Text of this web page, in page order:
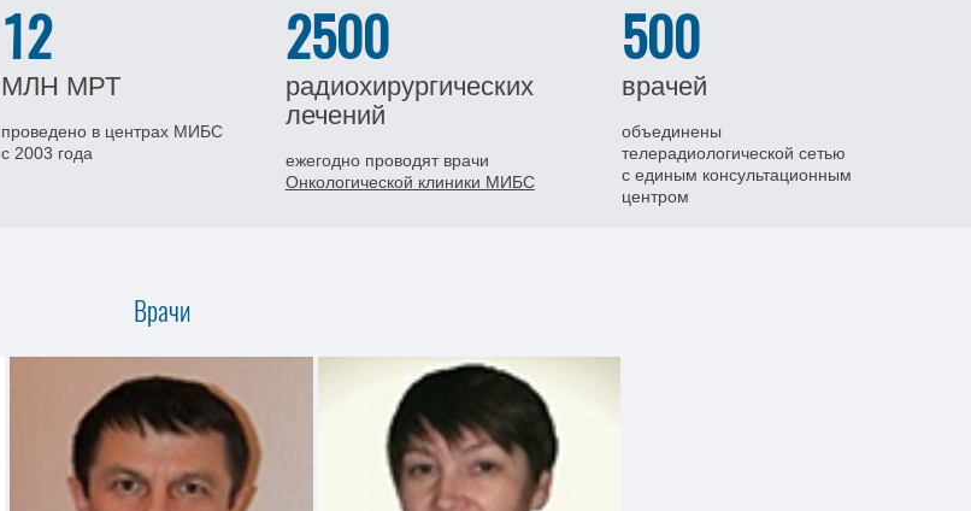
12
МЛН МРТ
проведено в центрах МИБС
с 2003 года
2500
радиохирургических
лечений
ежегодно проводят врачи
Онкологической клиники МИБС
500
врачей
объединены
телерадиологической сетью
с единым консультационным
центром
Врачи